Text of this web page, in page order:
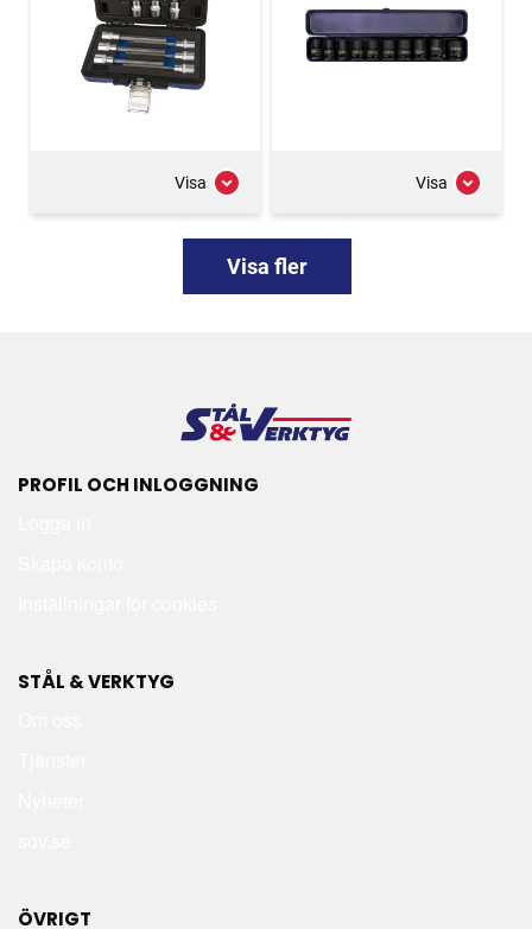
Visa Visa
Visa fler
PROFIL OCH INLOGGNING
STÅL & VERKTYG
ÖVRIGT